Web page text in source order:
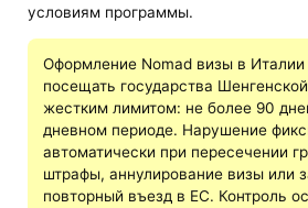
условиям программы.
Оформление Nomad визы в Италии
посещать государства
жестким лимитом: не более 90
дневном периоде. Нарушение
автоматически при пересечении
штрафы, аннулирование визы или
повторный въезд в ЕС. Контроль